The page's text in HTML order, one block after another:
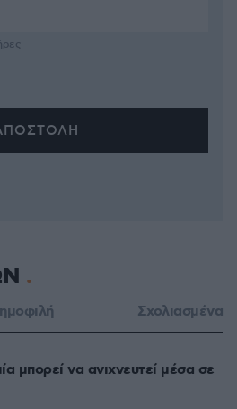
Σχολιασμένα
μπορεί να ανιχνευτεί μέσα σε